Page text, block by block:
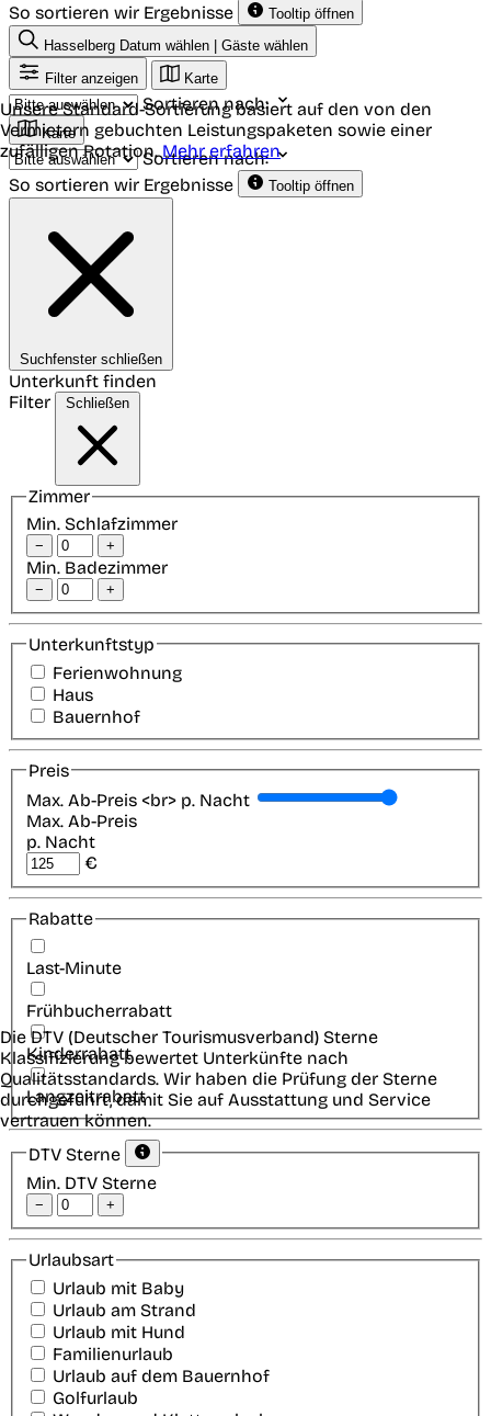
So sortieren wir Ergebnisse
Tooltip öffnen
Hasselberg Datum wählen | Gäste wählen
Filter anzeigen
Karte
Sortieren nach:
Karte
Sortieren nach:
So sortieren wir Ergebnisse
Tooltip öffnen
Unsere Standard-Sortierung basiert auf den von den
Vermietern gebuchten Leistungspaketen sowie einer
zufälligen Rotation.Mehr erfahren
Suchfenster schließen
Unterkunft finden
Filter
Schließen
Zimmer
Min. Schlafzimmer
− +
Min. Badezimmer
− +
Unterkunftstyp
Ferienwohnung
Haus
Bauernhof
Preis
Max. Ab-Preis <br> p. Nacht
Max. Ab-Preis
p. Nacht
€
Rabatte
Last-Minute
Frühbucherrabatt
Kinderrabatt
Langzeitrabatt
DTV Sterne
Min. DTV Sterne
− +
Die DTV (Deutscher Tourismusverband) Sterne
Klassifizierung bewertet Unterkünfte nach
Qualitätsstandards. Wir haben die Prüfung der Sterne
durchgeführt, damit Sie auf Ausstattung und Service
vertrauen können.
Urlaubsart
Urlaub mit Baby
Urlaub am Strand
Urlaub mit Hund
Familienurlaub
Urlaub auf dem Bauernhof
Golfurlaub